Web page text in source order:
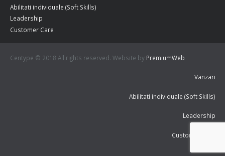
Abilitati individuale (Soft Skills)
Leadership
Customer Care
Centype © 2018 All rights reserved. Website by PremiumWeb
Vanzari
Abilitati individuale (Soft Skills)
Leadership
Customer Care